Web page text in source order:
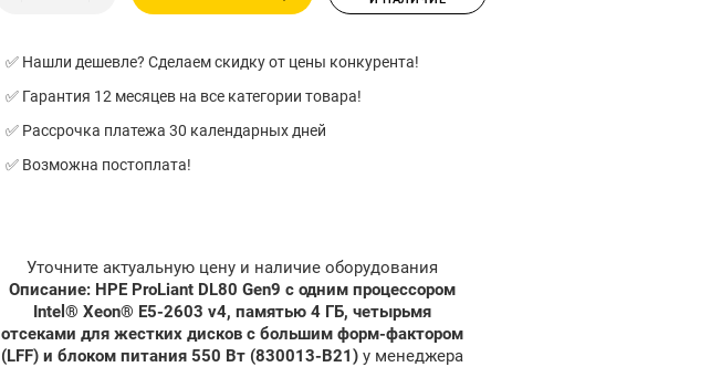
✅ Нашли дешевле? Сделаем скидку от цены конкурента!
✅ Гарантия 12 месяцев на все категории товара!
✅ Рассрочка платежа 30 календарных дней
✅ Возможна постоплата!
Уточните актуальную цену и наличие оборудования
Описание: HPE ProLiant DL80 Gen9 с одним процессором
Intel® Xeon® E5-2603 v4, памятью 4 ГБ, четырьмя
отсеками для жестких дисков с большим форм-фактором
(LFF) и блоком питания 550 Вт (830013-B21) у менеджера